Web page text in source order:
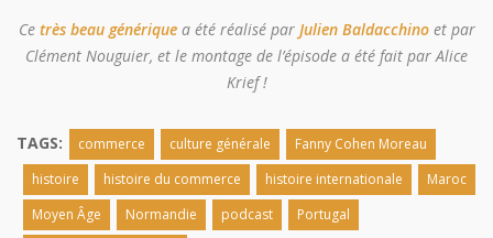
Ce très beau génériquea été réalisé par Julien Baldacchinoet par
Clément Nouguier, et le montage de l’épisode a été fait par Alice
Krief !
TAGS: commerce culture générale
Fanny Cohen Moreau
histoire
histoire du commerce histoire internationale
Maroc
Moyen Âge
Normandie podcast
Portugal